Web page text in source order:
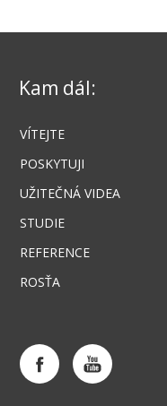
Kam dál:
VÍTEJTE
POSKYTUJI
UŽITEČNÁ VIDEA
STUDIE
REFERENCE
ROSŤA